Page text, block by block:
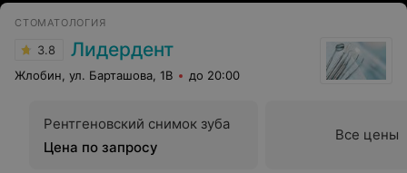
СТОМАТОЛОГИЯ
3.8 Лидердент
Жлобин, ул. Барташова, 1В до 20:00
Рентгеновский снимок зуба
Цена по запросу
Все цены